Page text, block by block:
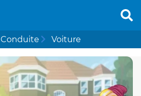
Conduite Voiture